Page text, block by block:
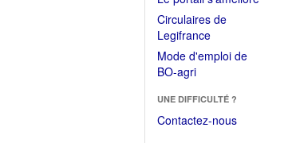
Circulaires de
Legifrance(Ouvrir
dans
une
fenêtre)
Mode d'emploi de
BO-agri(Ouvrir
une
nouvelle
UNE DIFFICULTÉ ?
Contactez-nous